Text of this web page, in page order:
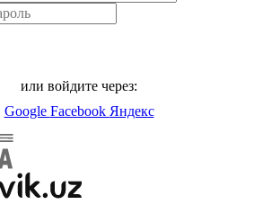
или войдите через:
Google Facebook Яндекс